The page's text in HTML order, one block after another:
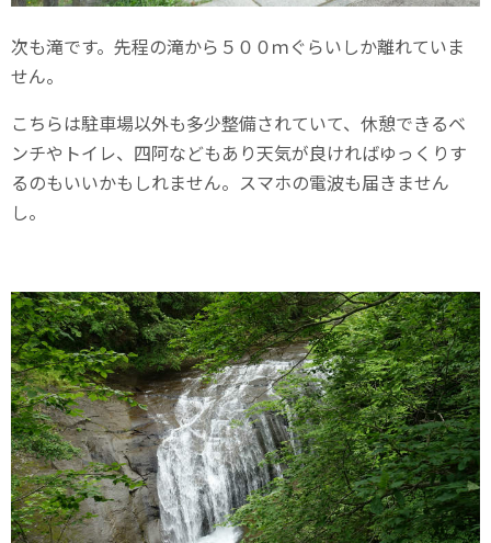
次も滝です。先程の滝から５００ｍぐらいしか離れていま
せん。
こちらは駐車場以外も多少整備されていて、休憩できるベ
ンチやトイレ、四阿などもあり天気が良ければゆっくりす
るのもいいかもしれません。スマホの電波も届きません
し。